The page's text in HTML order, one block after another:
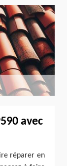
avec
réparer en